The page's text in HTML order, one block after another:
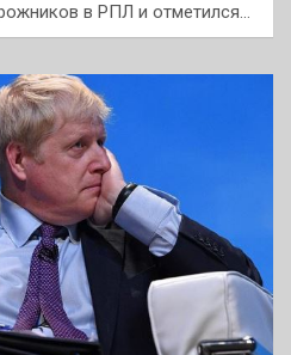
в РПЛ и отметился…